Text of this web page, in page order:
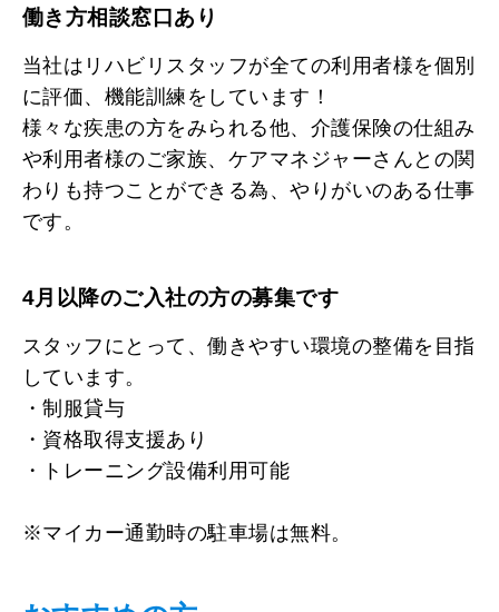
働き方相談窓口あり
当社はリハビリスタッフが全ての利用者様を個別
に評価、機能訓練をしています！
様々な疾患の方をみられる他、介護保険の仕組み
や利用者様のご家族、ケアマネジャーさんとの関
わりも持つことができる為、やりがいのある仕事
です。
4月以降のご入社の方の募集です
スタッフにとって、働きやすい環境の整備を目指
しています。
・制服貸与
・資格取得支援あり
・トレーニング設備利用可能
※マイカー通勤時の駐車場は無料。